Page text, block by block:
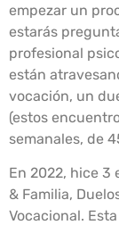
empezar un
estarás
profesional
están
vocación, un
(estos
semanales, de
En 2022, hice 3
& Familia,
Vocacional.